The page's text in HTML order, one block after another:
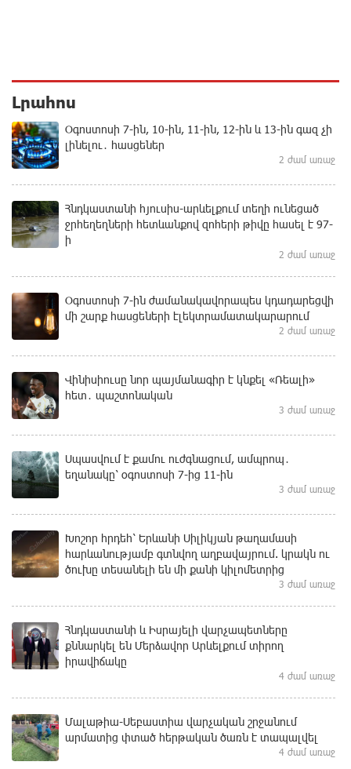
Լրահոս
Օգոստոսի 7-ին, 10-ին, 11-ին, 12-ին և 13-ին գազ չի
լինելու․ հասցեներ
2 ժամ առաջ
Հնդկաստանի հյուսիս-արևելքում տեղի ունեցած
ջրհեղեղների հետևանքով զոհերի թիվը հասել է 97-
ի
2 ժամ առաջ
Օգոստոսի 7-ին ժամանակավորապես կդադարեցվի
մի շարք հասցեների էլեկտրամատակարարում
2 ժամ առաջ
Վինիսիուսը նոր պայմանագիր է կնքել «Ռեալի»
հետ․ պաշտոնական
3 ժամ առաջ
Սպասվում է քամու ուժգնացում, ամպրոպ․
եղանակը՝ օգոստոսի 7-ից 11-ին
3 ժամ առաջ
Խոշոր հրդեհ՝ Երևանի Սիլիկյան թաղամասի
հարևանությամբ գտնվող աղբավայրում. կրակն ու
ծուխը տեսանելի են մի քանի կիլոմետրից
3 ժամ առաջ
Հնդկաստանի և Իսրայելի վարչապետները
քննարկել են Մերձավոր Արևելքում տիրող
իրավիճակը
4 ժամ առաջ
Մալաթիա-Սեբաստիա վարչական շրջանում
արմատից փտած հերթական ծառն է տապալվել
4 ժամ առաջ